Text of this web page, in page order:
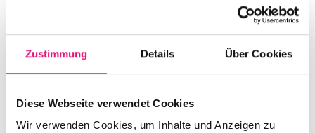
Zustimmung Details Über Cookies
Diese Webseite verwendet Cookies
Wir verwenden Cookies, um Inhalte und Anzeigen zu
Oktober 2024
September 2024
Juli 2024
Juni 2024